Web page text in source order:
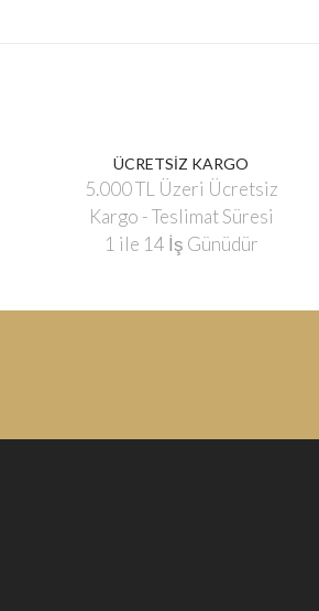
ÜCRETSİZ KARGO
5.000 TL Üzeri Ücretsiz
Kargo - Teslimat Süresi
1 ile 14 İş Günüdür